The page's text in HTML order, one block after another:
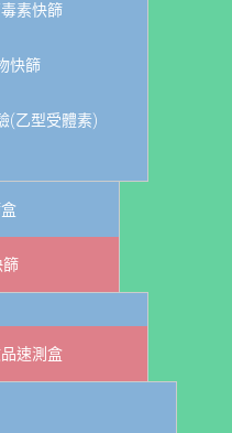
素快篩
快篩
(乙型受體素)
篩
速測盒